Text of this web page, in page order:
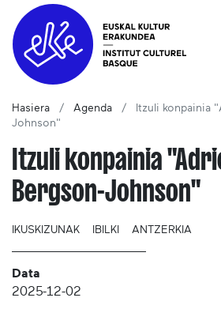
Hasiera Agenda
Itzuli konpainia
Johnson"
Itzuli konpainia
Bergson-Johnson"
IKUSKIZUNAK IBILKI ANTZERKIA
Data
2025-12-02